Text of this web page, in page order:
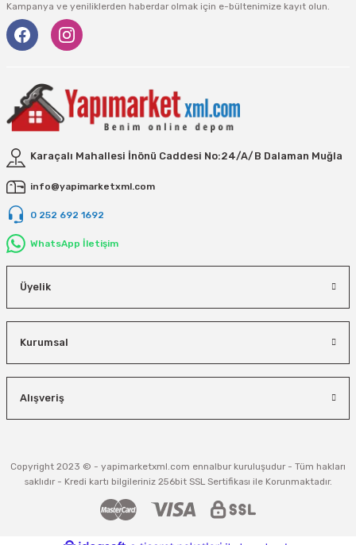
Kampanya ve yeniliklerden haberdar olmak için e-bültenimize kayıt olun.
Karaçalı Mahallesi İnönü Caddesi No:24/A/B Dalaman Muğla
info@yapimarketxml.com
0 252 692 1692
WhatsApp İletişim
Üyelik
Kurumsal
Alışveriş
Copyright 2023 © - yapimarketxml.com ennalbur kuruluşudur - Tüm hakları
saklıdır - Kredi kartı bilgileriniz 256bit SSL Sertifikası ile Korunmaktadır.